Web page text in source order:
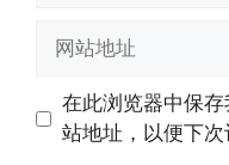
址
址
在此浏览器中保
站地址，以便下次